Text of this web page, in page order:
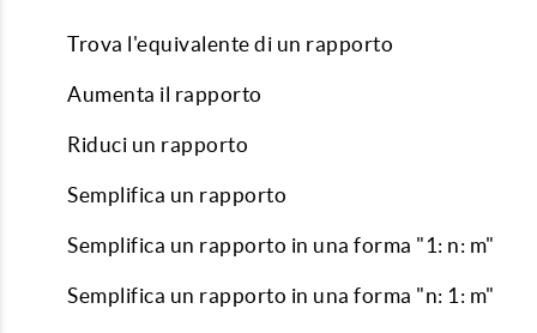
Trova l'equivalente di un rapporto
Aumenta il rapporto
Riduci un rapporto
Semplifica un rapporto
Semplifica un rapporto in una forma "1: n: m"
Semplifica un rapporto in una forma "n: 1: m"